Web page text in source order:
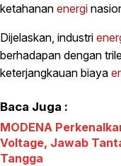
ketahanan energi
Dijelaskan, industri
berhadapan dengan
keterjangkauan biaya
Baca Juga :
MODENA
Voltage, Jawab
Tangga